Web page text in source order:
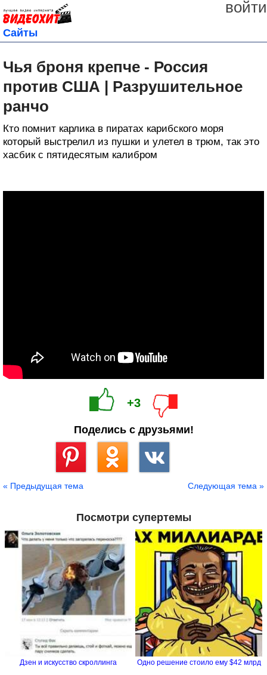
войти
Сайты
Чья броня крепче - Россия
против США | Разрушительное
ранчо
Кто помнит карлика в пиратах карибского моря
который выстрелил из пушки и улетел в трюм, так это
хасбик с пятидесятым калибром
+3
Поделись с друзьями!
« Предыдущая тема Следующая тема »
Посмотри супертемы
Дзен и искусство скроллинга Одно решение стоило ему $42 млрд